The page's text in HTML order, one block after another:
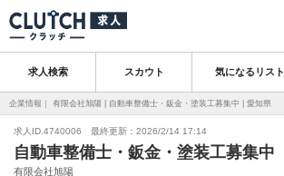
求人検索 スカウト 気になるリスト
企業情報｜ 有限会社旭陽 | 自動車整備士・鈑金・塗装工募集中 | 愛知県
求人ID.4740006 最終更新：2026/2/14 17:14
自動車整備士・鈑金・塗装工募集中
有限会社旭陽